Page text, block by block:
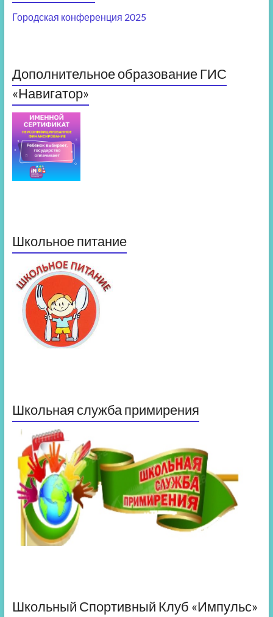
Городская конференция 2025
Дополнительное образование ГИС
«Навигатор»
Школьное питание
Школьная служба примирения
Школьный Спортивный Клуб «Импульс»